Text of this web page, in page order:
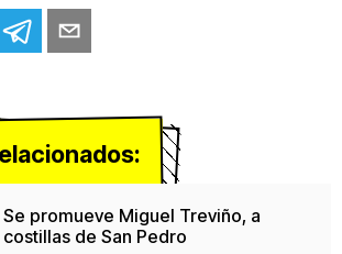
Se promueve Miguel Treviño, a
costillas de San Pedro